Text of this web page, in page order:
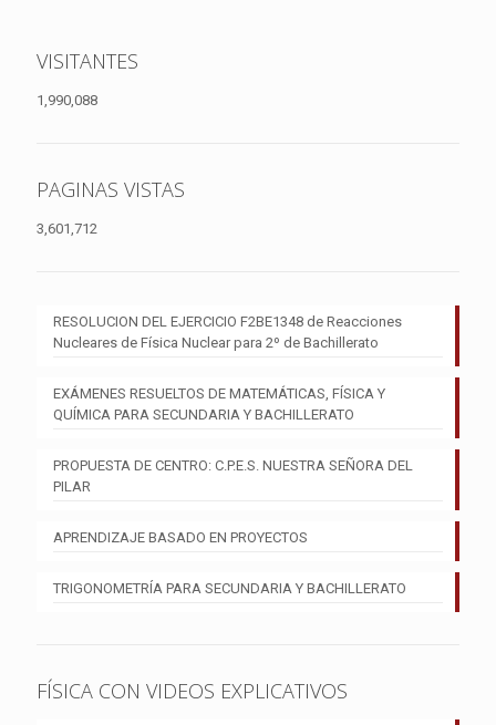
VISITANTES
1,990,088
PAGINAS VISTAS
3,601,712
RESOLUCION DEL EJERCICIO F2BE1348 de Reacciones
Nucleares de Física Nuclear para 2º de Bachillerato
EXÁMENES RESUELTOS DE MATEMÁTICAS, FÍSICA Y
QUÍMICA PARA SECUNDARIA Y BACHILLERATO
PROPUESTA DE CENTRO: C.P.E.S. NUESTRA SEÑORA DEL
PILAR
APRENDIZAJE BASADO EN PROYECTOS
TRIGONOMETRÍA PARA SECUNDARIA Y BACHILLERATO
FÍSICA CON VIDEOS EXPLICATIVOS